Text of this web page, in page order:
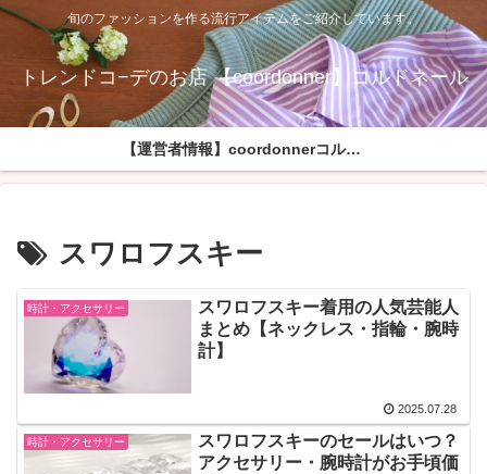
旬のファッションを作る流行アイテムをご紹介しています。
トレンドコ−デのお店 【coordonner】コルドネール
【運営者情報】coordonnerコルドネールへようこそ
スワロフスキー
時計・アクセサリー
スワロフスキー着用の人気芸能人
まとめ【ネックレス・指輪・腕時
計】
2025.07.28
時計・アクセサリー
スワロフスキーのセールはいつ？
アクセサリー・腕時計がお手頃価